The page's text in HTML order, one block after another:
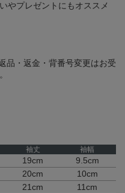
やプレゼントにもオススメ
品・返金・背番号変更はお受
袖丈 袖幅
19cm
9.5cm
20cm
10cm
21cm 11cm